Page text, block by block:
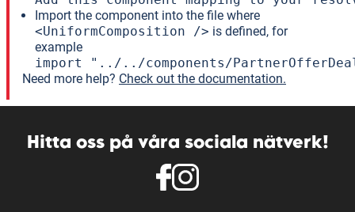
Import the component into the file where
<UniformComposition /> is defined, for
example
import "../../components/
Need more help? Check out the documentation.
Hitta oss på våra sociala nätverk!